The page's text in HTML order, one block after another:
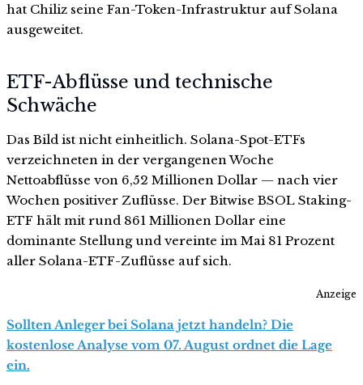
hat Chiliz seine Fan-Token-Infrastruktur auf Solana
ausgeweitet.
ETF-Abflüsse und technische
Schwäche
Das Bild ist nicht einheitlich. Solana-Spot-ETFs
verzeichneten in der vergangenen Woche
Nettoabflüsse von 6,52 Millionen Dollar — nach vier
Wochen positiver Zuflüsse. Der Bitwise BSOL Staking-
ETF hält mit rund 861 Millionen Dollar eine
dominante Stellung und vereinte im Mai 81 Prozent
aller Solana-ETF-Zuflüsse auf sich.
Anzeige
Sollten Anleger bei Solana jetzt handeln? Die
kostenlose Analyse vom 07. August ordnet die Lage
ein.